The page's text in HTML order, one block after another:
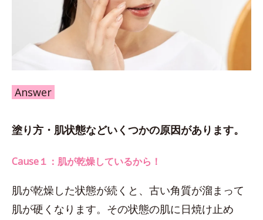
Answer
塗り方・肌状態などいくつかの原因があります。
Cause１：肌が乾燥しているから！
肌が乾燥した状態が続くと、古い角質が溜まって
肌が硬くなります。その状態の肌に日焼け止め